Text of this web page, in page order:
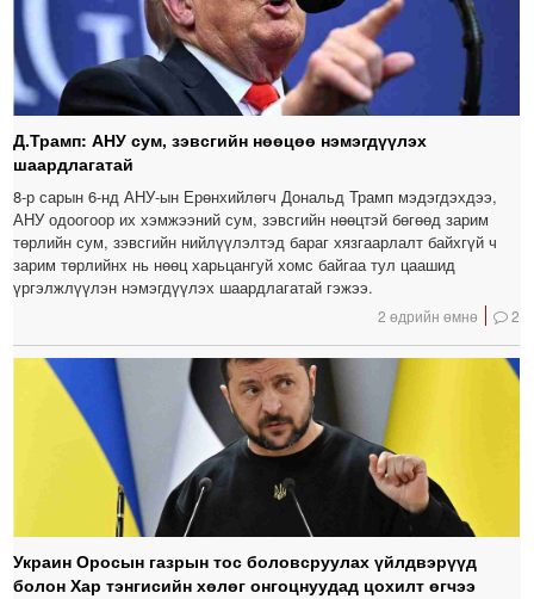
Д.Трамп: АНУ сум, зэвсгийн нөөцөө нэмэгдүүлэх
шаардлагатай
8-р сарын 6-нд АНУ-ын Ерөнхийлөгч Дональд Трамп мэдэгдэхдээ,
АНУ одоогоор их хэмжээний сум, зэвсгийн нөөцтэй бөгөөд зарим
төрлийн сум, зэвсгийн нийлүүлэлтэд бараг хязгаарлалт байхгүй ч
зарим төрлийнх нь нөөц харьцангуй хомс байгаа тул цаашид
үргэлжлүүлэн нэмэгдүүлэх шаардлагатай гэжээ.
2 өдрийн өмнө 2
Украин Оросын газрын тос боловсруулах үйлдвэрүүд
болон Хар тэнгисийн хөлөг онгоцнуудад цохилт өгчээ